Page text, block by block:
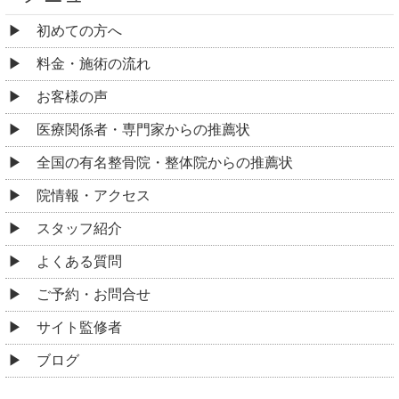
初めての方へ
料金・施術の流れ
お客様の声
医療関係者・専門家からの推薦状
全国の有名整骨院・整体院からの推薦状
院情報・アクセス
スタッフ紹介
よくある質問
ご予約・お問合せ
サイト監修者
ブログ